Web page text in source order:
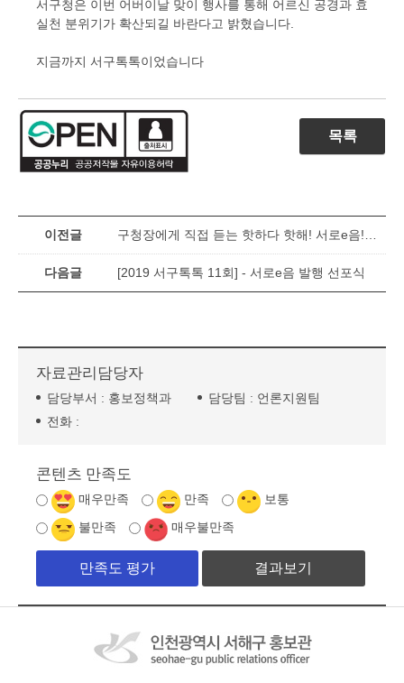
서구청은 이번 어버이날 맞이 행사를 통해 어르신 공경과 효
실천 분위기가 확산되길 바란다고 밝혔습니다.
지금까지 서구톡톡이었습니다
목록
이전글
다음글 [2019 서구톡톡 11회] - 서로e음 발행 선포식
자료관리담당자
담당부서 : 홍보정책과 담당팀 : 언론지원팀
전화 :
콘텐츠 만족도
매우만족 만족 보통
불만족 매우불만족
결과보기